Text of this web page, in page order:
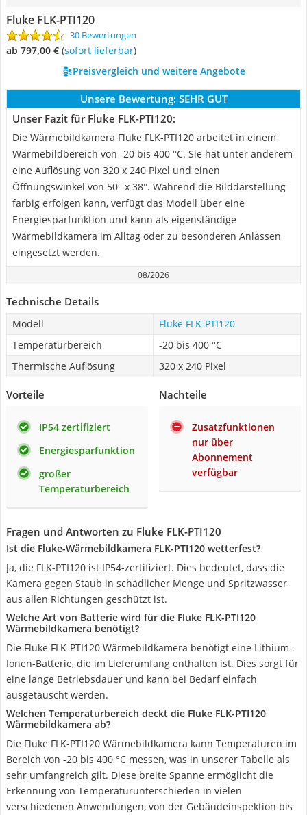
Fluke FLK-PTI120
30 Bewertungen
ab 797,00 € ( Sofort lieferbar)
Preisvergleich und weitere Angebote
Unsere Bewertung: SEHR GUT
Unser Fazit für Fluke FLK-PTI120:
Die Wärmebildkamera Fluke FLK-PTI120 arbeitet in einem
Wärmebildbereich von -20 bis 400 °C. Sie hat unter anderem
eine Auflösung von 320 x 240 Pixel und einen
Öffnungswinkel von 50° x 38°. Während die Bilddarstellung
farbig erfolgen kann, verfügt das Modell über eine
Energiesparfunktion und kann als eigenständige
Wärmebildkamera im Alltag oder zu besonderen Anlässen
eingesetzt werden.
08/2026
Technische Details
Modell
Fluke FLK-PTI120
Temperaturbereich
-20 bis 400 °C
Thermische Auflösung
320 x 240 Pixel
Vorteile
IP54 zertifiziert
Energiesparfunktion
großer
Temperaturbereich
Nachteile
Zusatzfunktionen
nur über
Abonnement
verfügbar
Fragen und Antworten zu Fluke FLK-PTI120
Ist die Fluke-Wärmebildkamera FLK-PTI120 wetterfest?
Ja, die FLK-PTI120 ist IP54-zertifiziert. Dies bedeutet, dass die
Kamera gegen Staub in schädlicher Menge und Spritzwasser
aus allen Richtungen geschützt ist.
Welche Art von Batterie wird für die Fluke FLK-PTI120
Wärmebildkamera benötigt?
Die Fluke FLK-PTI120 Wärmebildkamera benötigt eine Lithium-
Ionen-Batterie, die im Lieferumfang enthalten ist. Dies sorgt für
eine lange Betriebsdauer und kann bei Bedarf einfach
ausgetauscht werden.
Welchen Temperaturbereich deckt die Fluke FLK-PTI120
Wärmebildkamera ab?
Die Fluke FLK-PTI120 Wärmebildkamera kann Temperaturen im
Bereich von -20 bis 400 °C messen, was in unserer Tabelle als
sehr umfangreich gilt. Diese breite Spanne ermöglicht die
Erkennung von Temperaturunterschieden in vielen
verschiedenen Anwendungen, von der Gebäudeinspektion bis